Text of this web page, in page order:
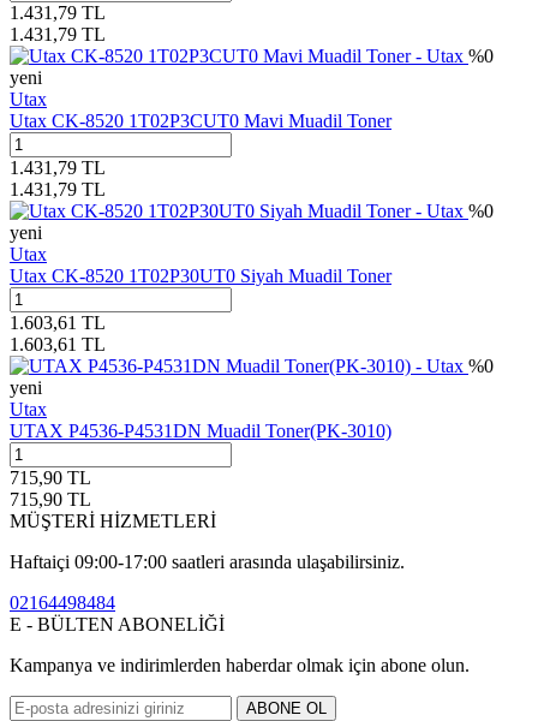
1.431,79 TL
1.431,79 TL
%0
yeni
Utax
Utax CK-8520 1T02P3CUT0 Mavi Muadil Toner
1.431,79 TL
1.431,79 TL
%0
yeni
Utax
Utax CK-8520 1T02P30UT0 Siyah Muadil Toner
1.603,61 TL
1.603,61 TL
%0
yeni
Utax
UTAX P4536-P4531DN Muadil Toner(PK-3010)
715,90 TL
715,90 TL
MÜŞTERİ HİZMETLERİ
Haftaiçi 09:00-17:00 saatleri arasında ulaşabilirsiniz.
02164498484
E - BÜLTEN ABONELİĞİ
Kampanya ve indirimlerden haberdar olmak için abone olun.
ABONE OL